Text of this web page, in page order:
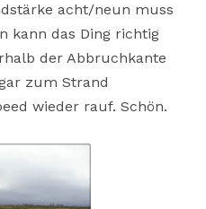
acht/neun muss
kann das Ding richtig
der Abbruchkante
zum Strand
wieder rauf. Schön.